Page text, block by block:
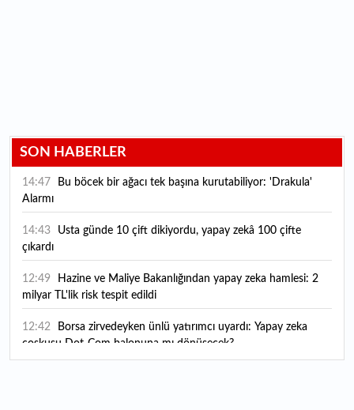
SON HABERLER
14:47
Alarmı
14:43
çıkardı
12:49
milyar TL'lik risk tespit edildi
12:42
coşkusu Dot-Com balonuna mı dönüşecek?